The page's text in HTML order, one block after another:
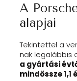
A
alapjai
Tekintettel a
nak legalábbis
a gyártási
mindössze